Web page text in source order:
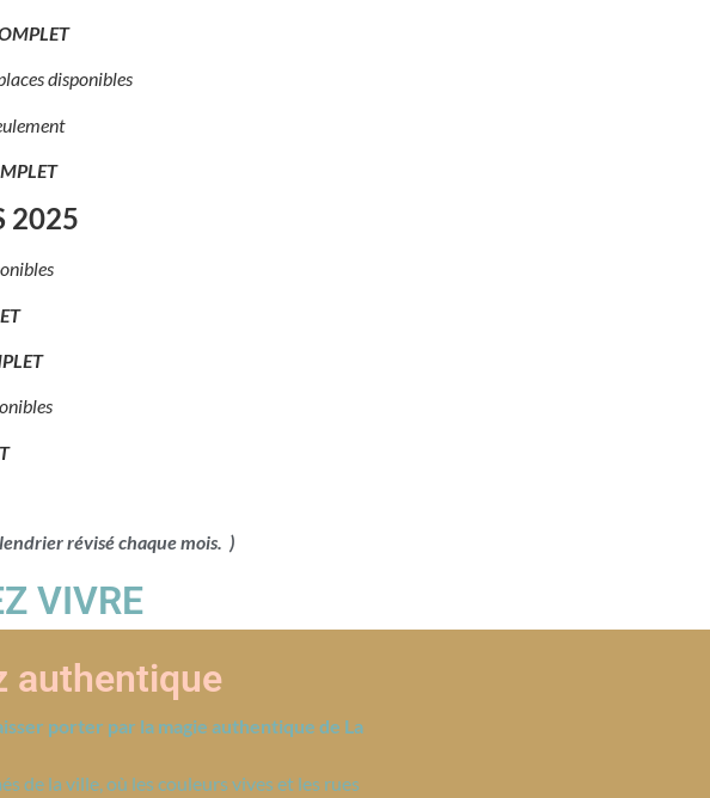
disponibles
2025
révisé chaque mois. )
VIVRE
authentique
porter par la magie authentique de La
de la ville, où les couleurs vives et les rues